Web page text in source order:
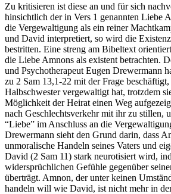
Zu kritisieren ist diese an und für sich
hinsichtlich der in Vers 1 genannten Liebe
die Vergewaltigung als ein reiner
und David interpretiert, so wird die
bestritten. Eine streng am Bibeltext
die Liebe Amnons als existent betrachten.
und Psychotherapeut Eugen Drewermann
zu 2 Sam 13,1-22 mit der Frage
Halbschwester vergewaltigt hat, trotzdem
Möglichkeit der Heirat einen Weg
nach Geschlechtsverkehr mit ihr zu stillen,
“Liebe” im Anschluss an die
Drewermann sieht den Grund darin, dass
unmoralische Handeln seines Vaters und
David (2 Sam 11) stark neurotisiert wird,
widersprüchlichen Gefühle gegenüber
überträgt. Amnon, der unter keinen
handeln will wie David, ist nicht mehr in